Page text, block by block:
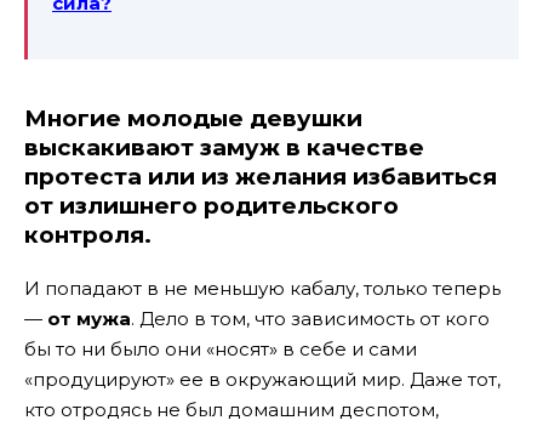
Многие молодые девушки
выскакивают замуж в качестве
протеста или из желания избавиться
от излишнего родительского
контроля.
И попадают в не меньшую кабалу, только теперь
— от мужа. Дело в том, что зависимость от кого
бы то ни было они «носят» в себе и сами
«продуцируют» ее в окружающий мир. Даже тот,
кто отродясь не был домашним деспотом,